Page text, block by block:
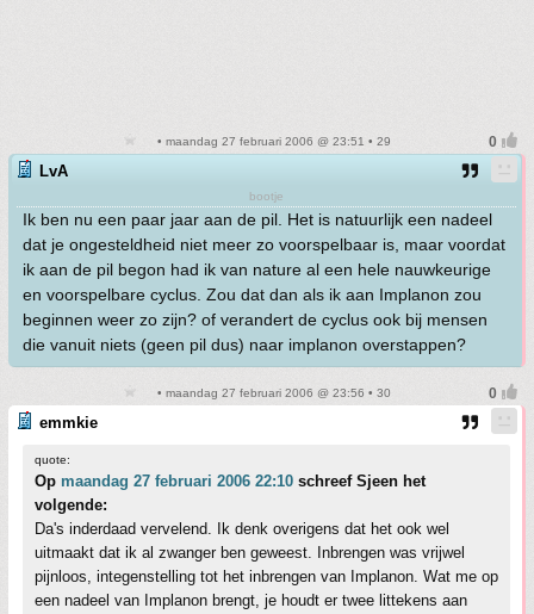
• maandag 27 februari 2006 @ 23:51 • 29
LvA
bootje
Ik ben nu een paar jaar aan de pil. Het is natuurlijk een nadeel
dat je ongesteldheid niet meer zo voorspelbaar is, maar voordat
ik aan de pil begon had ik van nature al een hele nauwkeurige
en voorspelbare cyclus. Zou dat dan als ik aan Implanon zou
beginnen weer zo zijn? of verandert de cyclus ook bij mensen
die vanuit niets (geen pil dus) naar implanon overstappen?
• maandag 27 februari 2006 @ 23:56 • 30
emmkie
quote:
Op maandag 27 februari 2006 22:10 schreef Sjeen het
volgende:
Da's inderdaad vervelend. Ik denk overigens dat het ook wel
uitmaakt dat ik al zwanger ben geweest. Inbrengen was vrijwel
pijnloos, integenstelling tot het inbrengen van Implanon. Wat me op
een nadeel van Implanon brengt, je houdt er twee littekens aan